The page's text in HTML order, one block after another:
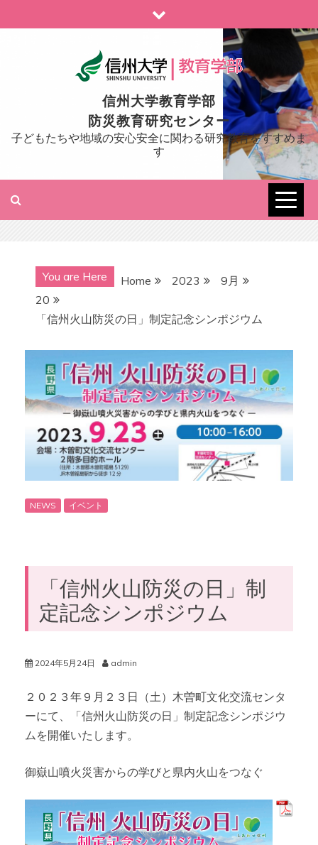
to
信州大学教育学部
防災教育研究センター
子どもたちや地域の安心安全に関わる研究教育をすすめま
す
You are Here Home 2023
9月
20
「信州火山防災の日」制定記念シンポジウム
NEWS イベント
「信州火山防災の日」制
定記念シンポジウム
2024年5月24日 admin
２０２３年９月２３日（土）木曽町文化交流センタ
ーにて、「信州火山防災の日」制定記念シンポジウ
ムを開催いたします。
御嶽山噴火災害からの学びと県内火山をつなぐ